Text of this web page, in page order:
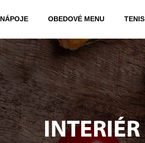
NÁPOJE OBEDOVÉ MENU TENIS
INTERIÉR